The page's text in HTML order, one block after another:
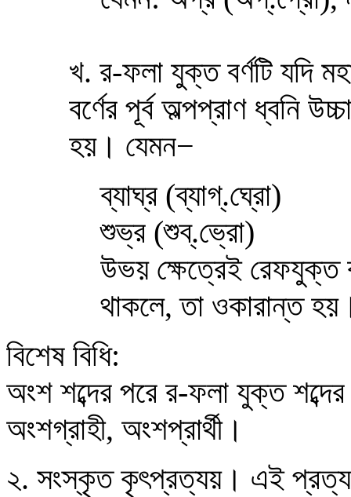
খ. র-ফলা যুক্ত বর্ণটি যদি
বর্ণের পূর্ব অল্পপ্রাণ ধ্বনি
হয়। যেমন−
ব্যাঘ্র (ব্যাগ্.ঘ্রো)
শুভ্র (শুব্.ভ্রো)
উভয় ক্ষেত্রেই রেফযুক্ত
থাকলে, তা ওকারান্ত
বিশেষ বিধি:
অংশ শব্দের পরে র-ফলা যুক্ত
অংশগ্রাহী, অংশপ্রার্থী।
২. সংস্কৃত কৃৎপ্রত্যয়। এই